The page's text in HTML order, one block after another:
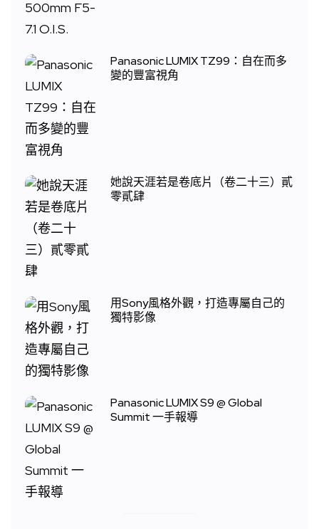
Panasonic LUMIX TZ99：自在而多
變的豐富視角
她說天涯若是卷底片（卷二十三）貳
零貳肆
用Sony風格外觀，打造專屬自己的
獨特影像
Panasonic LUMIX S9 @ Global
Summit 一手報導